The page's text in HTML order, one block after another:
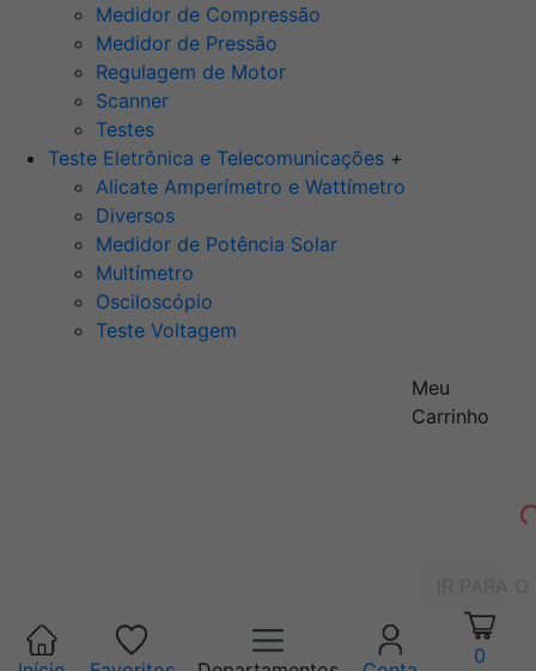
Medidor de Compressão
Medidor de Pressão
Regulagem de Motor
Scanner
Testes
Teste Eletrônica e Telecomunicações +
Alicate Amperímetro e Wattímetro
Diversos
Medidor de Potência Solar
Multímetro
Osciloscópio
Teste Voltagem
Meu
Carrinho
0